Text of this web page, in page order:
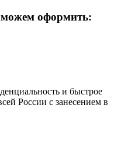
оформить:
и быстрое
России с занесением в